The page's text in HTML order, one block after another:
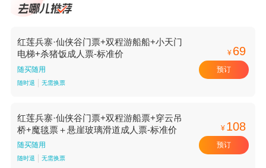
红莲兵寨·仙侠谷门票+双程游船船+小天门
电梯+杀猪饭成人票-标准价
随买随用
随时退 无需换票
¥ 69
预订
红莲兵寨·仙侠谷门票+双程游船票+穿云吊
桥+魔毯票＋悬崖玻璃滑道成人票-标准价
随买随用
随时退 无需换票
¥ 108
预订